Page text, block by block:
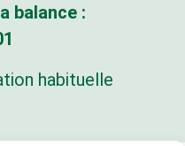
balance :
habituelle